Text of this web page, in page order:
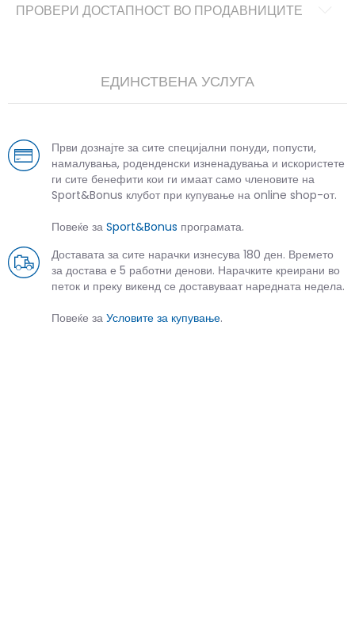
ПРОВЕРИ ДОСТАПНОСТ ВО ПРОДАВНИЦИТЕ
ЕДИНСТВЕНА УСЛУГА
Први дознајте за сите специјални понуди, попусти,
намалувања, роденденски изненадувања и искористете
ги сите бенефити кои ги имаат само членовите на
Sport&Bonus клубот при купување на online shop-от.
Повеќе за Sport&Bonus програмата.
Доставата за сите нарачки изнесува 180 ден. Времето
за достава е 5 работни денови. Нарачките креирани во
петок и преку викенд се доставуваат наредната недела.
Повеќе за Условите за купување.